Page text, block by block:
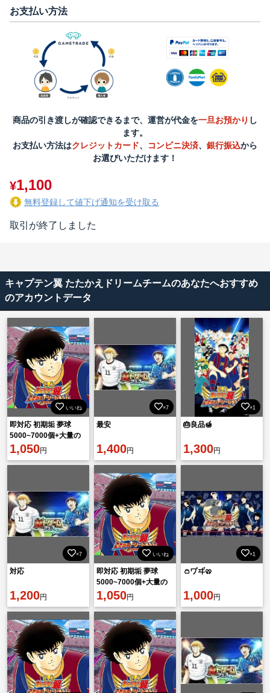
お支払い方法
商品の引き渡しが確認できるまで、運営が代金を一旦お預かり し
ます。
お支払い方法はクレジットカード、 コンビニ決済、 銀行振込から
お選びいただけます！
¥1,100
無料登録して値下げ通知を受け取る
取引が終了しました
キャプテン翼 たたかえドリームチームのあなたへおすすめ
のアカウントデータ
いいね
即対応 初期垢 夢球
5000~7000個+大量の
リソース！
1,050円
×7
最安
1,400円
×1
🎂良品🍯
1,300円
×7
対応
1,200円
いいね
即対応 初期垢 夢球
5000~7000個+大量の
リソース！
1,050円
×1
👛ヷヸ🥨
1,000円